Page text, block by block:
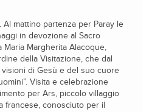
Al mattino partenza per Paray le
in devozione al Sacro
Maria Margherita Alacoque,
della Visitazione, che dal
visioni di Gesù e del suo cuore
Visita e celebrazione
per Ars, piccolo villaggio
francese, conosciuto per il